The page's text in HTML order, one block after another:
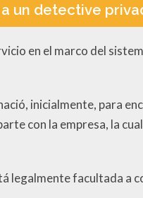
un detective
en el marco del
inicialmente, para
con la empresa, la
legalmente facultada